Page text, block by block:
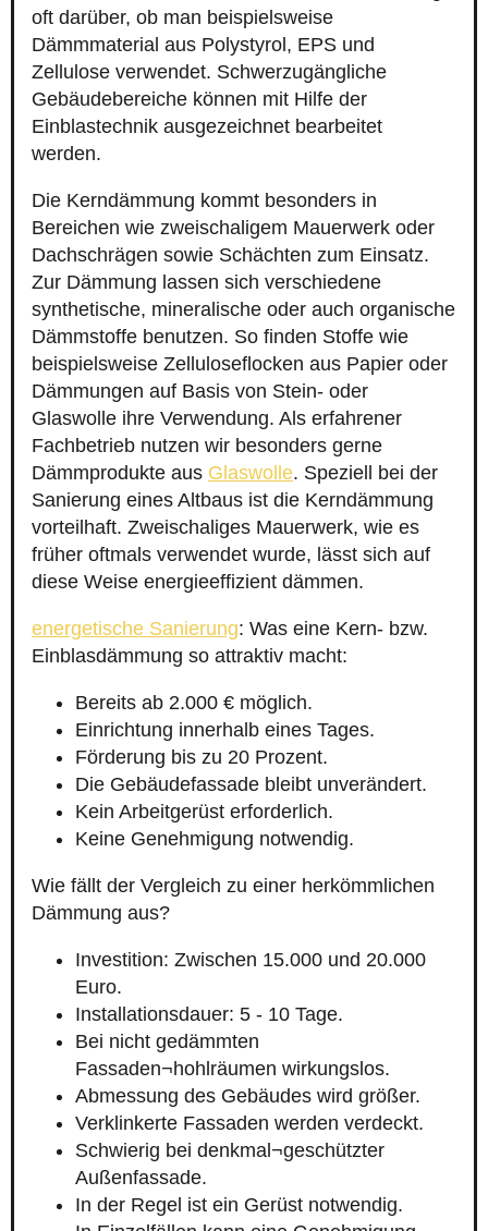
oft darüber, ob man beispielsweise
Dämmmaterial aus Polystyrol, EPS und
Zellulose verwendet. Schwerzugängliche
Gebäudebereiche können mit Hilfe der
Einblastechnik ausgezeichnet bearbeitet
werden.
Die Kerndämmung kommt besonders in
Bereichen wie zweischaligem Mauerwerk oder
Dachschrägen sowie Schächten zum Einsatz.
Zur Dämmung lassen sich verschiedene
synthetische, mineralische oder auch organische
Dämmstoffe benutzen. So finden Stoffe wie
beispielsweise Zelluloseflocken aus Papier oder
Dämmungen auf Basis von Stein- oder
Glaswolle ihre Verwendung. Als erfahrener
Fachbetrieb nutzen wir besonders gerne
Dämmprodukte aus Glaswolle. Speziell bei der
Sanierung eines Altbaus ist die Kerndämmung
vorteilhaft. Zweischaliges Mauerwerk, wie es
früher oftmals verwendet wurde, lässt sich auf
diese Weise energieeffizient dämmen.
energetische Sanierung: Was eine Kern- bzw.
Einblasdämmung so attraktiv macht:
Bereits ab 2.000 € möglich.
Einrichtung innerhalb eines Tages.
Förderung bis zu 20 Prozent.
Die Gebäudefassade bleibt unverändert.
Kein Arbeitgerüst erforderlich.
Keine Genehmigung notwendig.
Wie fällt der Vergleich zu einer herkömmlichen
Dämmung aus?
Investition: Zwischen 15.000 und 20.000
Euro.
Installationsdauer: 5 - 10 Tage.
Bei nicht gedämmten
Fassaden¬hohlräumen wirkungslos.
Abmessung des Gebäudes wird größer.
Verklinkerte Fassaden werden verdeckt.
Schwierig bei denkmal¬geschützter
Außenfassade.
In der Regel ist ein Gerüst notwendig.